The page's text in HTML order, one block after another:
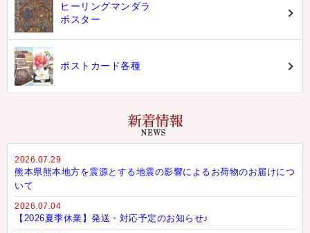
ヒーリングマンダラ
ポスター
ポストカード各種
2026.07.29
熊本県熊本地方を震源とする地震の影響によるお荷物のお届けにつ
いて
2026.07.04
【2026夏季休業】発送・対応予定のお知らせ♪